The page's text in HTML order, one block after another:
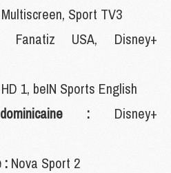
Sport TV3
Fanatiz USA, Disney+
1, beIN Sports English
dominicaine : Disney+
: Nova Sport 2